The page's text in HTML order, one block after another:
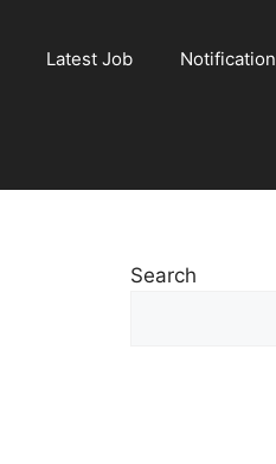
Latest Job Notification
Search